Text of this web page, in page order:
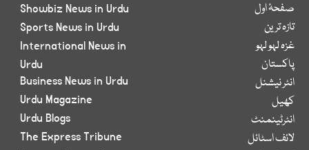
صفحۂ اول
تازہ ترین
غزہ لہو لہو
پاکستان
انٹر نیشنل
کھیل
انٹرٹینمنٹ
لائف اسٹائل
Showbiz News in Urdu
Sports News in Urdu
International News in
Urdu
Business News in Urdu
Urdu Magazine
Urdu Blogs
The Express Tribune